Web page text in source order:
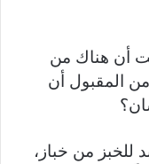
أن هناك من
المقبول أن
للخبز من خباز،